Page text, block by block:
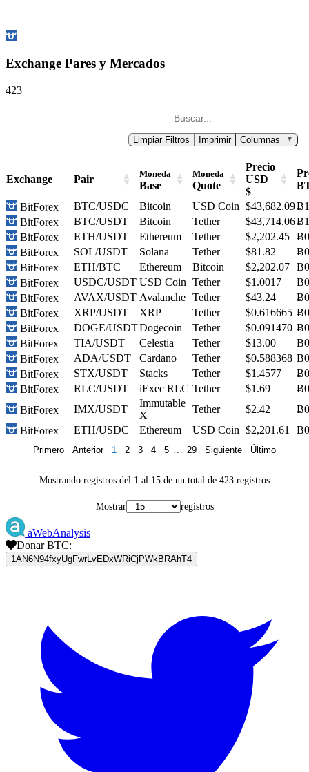
Exchange Pares y Mercados
423
Limpiar Filtros Imprimir Columnas ▼
Exchange Pair Moneda
Base
Moneda
Quote
Precio
USD
$
BitForex
BTC/USDC Bitcoin USD Coin $43,682.09
BitForex
BTC/USDT Bitcoin Tether $43,714.06
BitForex
ETH/USDT Ethereum Tether $2,202.45
BitForex
SOL/USDT Solana Tether $81.82
BitForex
ETH/BTC Ethereum Bitcoin $2,202.07
BitForex
USDC/USDT USD Coin Tether $1.0017
BitForex
AVAX/USDT Avalanche Tether $43.24
BitForex
XRP/USDT XRP Tether $0.616665
BitForex
DOGE/USDTDogecoin Tether $0.091470
BitForex
TIA/USDT Celestia Tether $13.00
BitForex
ADA/USDT Cardano Tether $0.588368
BitForex
STX/USDT Stacks Tether $1.4577
BitForex
RLC/USDT iExec RLC Tether $1.69
BitForex
IMX/USDT
Immutable
X
Tether $2.42
BitForex
ETH/USDC Ethereum USD Coin $2,201.61
Mostrando registros del 1 al 15 de un total de 423 registros
Mostrar registros
Primero Anterior 1 2 3 4 5 29 Siguiente Último
aWebAnalysis
Donar BTC:
1AN6N94fxyUgFwrLvEDxWRiCjPWkBRAhT4